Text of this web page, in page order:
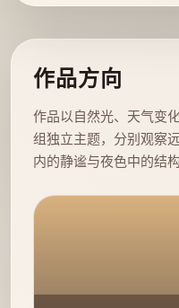
作品方向
作品以自然光、天气变
组独立主题，分别观察
内的静谧与夜色中的结构